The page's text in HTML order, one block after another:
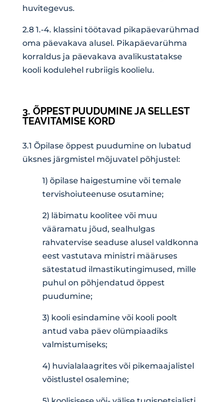
huvitegevus.
2.8 1.-4. klassini töötavad pikapäevarühmad
oma päevakava alusel. Pikapäevarühma
korraldus ja päevakava avalikustatakse
kooli kodulehel rubriigis koolielu.
3. ÕPPEST PUUDUMINE JA SELLEST
TEAVITAMISE KORD
3.1 Õpilase õppest puudumine on lubatud
üksnes järgmistel mõjuvatel põhjustel:
1) õpilase haigestumine või temale
tervishoiuteenuse osutamine;
2) läbimatu koolitee või muu
vääramatu jõud, sealhulgas
rahvatervise seaduse alusel valdkonna
eest vastutava ministri määruses
sätestatud ilmastikutingimused, mille
puhul on põhjendatud õppest
puudumine;
3) kooli esindamine või kooli poolt
antud vaba päev olümpiaadiks
valmistumiseks;
4) huvialalaagrites või pikemaajalistel
võistlustel osalemine;